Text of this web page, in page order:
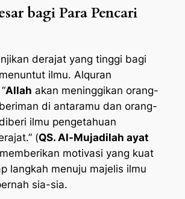
bagi Para Pencari
derajat yang tinggi bagi
ilmu. Alquran
Allah akan meninggikan orang-
di antaramu dan orang-
ilmu pengetahuan
(QS. Al-Mujadilah ayat
motivasi yang kuat
langkah menuju majelis ilmu
sia-sia.